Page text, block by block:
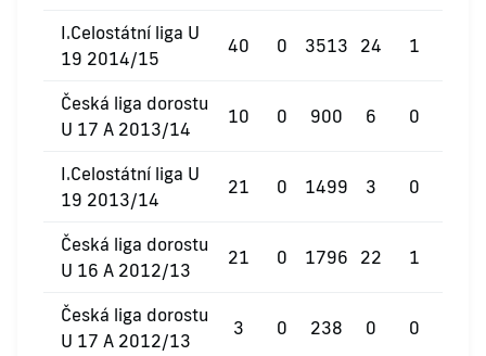
I.Celostátní liga U
19 2014/15
40 0 3513 24 1
Česká liga dorostu
U 17 A 2013/14
10 0 900 6 0
I.Celostátní liga U
19 2013/14
21 0 1499 3 0
Česká liga dorostu
U 16 A 2012/13
21 0 1796 22 1
Česká liga dorostu
U 17 A 2012/13
3 0 238 0 0